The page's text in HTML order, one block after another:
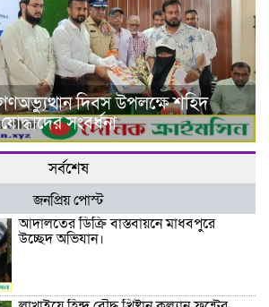
দিবস উপলক্ষে শহিদ
সংবর্ধনা
সর্বশেষ
জনপ্রিয় পোস্ট
আদালতের ডিক্রি বাস্তবায়নে মাধবপুরে
উচ্ছেদ অভিযান।